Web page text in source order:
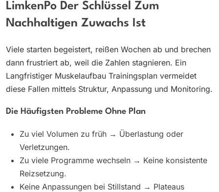
LimkenPo Der Schlüssel Zum
Nachhaltigen Zuwachs Ist
Viele starten begeistert, reißen Wochen ab und brechen
dann frustriert ab, weil die Zahlen stagnieren. Ein
Langfristiger Muskelaufbau Trainingsplan vermeidet
diese Fallen mittels Struktur, Anpassung und Monitoring.
Die Häufigsten Probleme Ohne Plan
Zu viel Volumen zu früh → Überlastung oder
Verletzungen.
Zu viele Programme wechseln → Keine konsistente
Reizsetzung.
Keine Anpassungen bei Stillstand → Plateaus